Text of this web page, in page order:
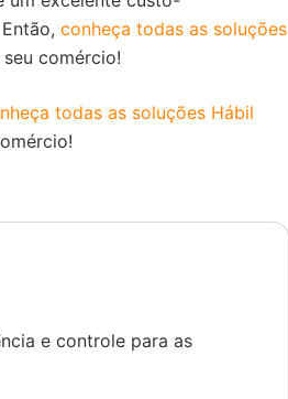
Então,conheça todas as soluções
comércio!
todas as soluções Hábil
e controle para as